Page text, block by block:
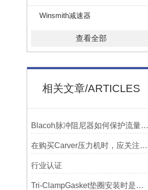
Winsmith减速器
查看全部
相关文章/ARTICLES
Blacoh脉冲阻尼器如何保护流量计、压力开关和管路附件？
在购买Carver压力机时，应关注哪些性能指标？
行业认证
Tri-ClampGasket垫圈安装时是否需要涂抹润滑剂或密封脂？